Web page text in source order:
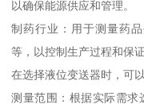
以确保能源供应和管理。
制药行业：用于测量药
等，以控制生产过程和保
在选择液位变送器时，可
测量范围：根据实际需求